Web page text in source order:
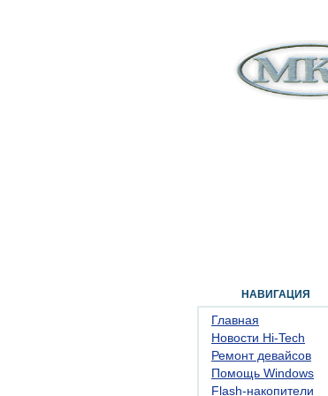
НАВИГАЦИЯ
Главная
Новости Hi-Tech
Ремонт девайсов
Помощь Windows
Flash-накопители